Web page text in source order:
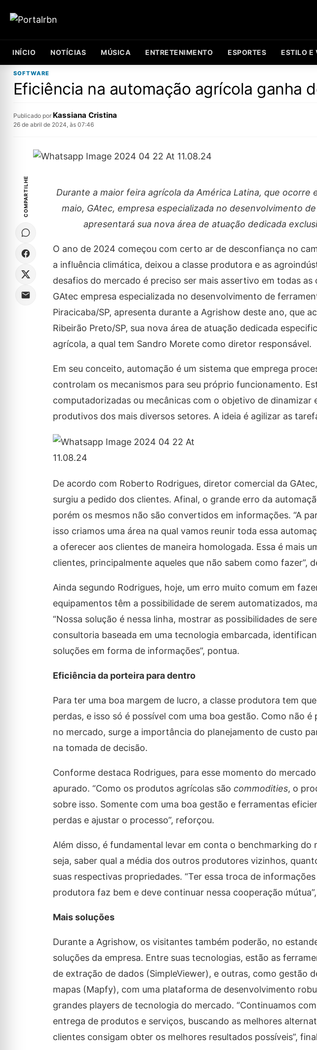
INÍCIO NOTÍCIAS MÚSICA ENTRETENIMENTO ESPORTES ESTILO E
SOFTWARE
Eficiência na automação agrícola ganha
Publicado por Kassiana Cristina
26 de abril de 2024, às 07:46
COMPARTILHE
Durante a maior feira agrícola da América Latina, que ocorre
maio, GAtec, empresa especializada no desenvolvimento
apresentará sua nova área de atuação dedicada
O ano de 2024 começou com certo ar de desconfiança no
a influência climática, deixou a classe produtora e as
desafios do mercado é preciso ser mais assertivo em todas as
GAtec empresa especializada no desenvolvimento de
Piracicaba/SP, apresenta durante a Agrishow deste ano, que
Ribeirão Preto/SP, sua nova área de atuação dedicada
agrícola, a qual tem Sandro Morete como diretor responsável.
Em seu conceito, automação é um sistema que emprega
controlam os mecanismos para seu próprio funcionamento.
computadorizadas ou mecânicas com o objetivo de
produtivos dos mais diversos setores. A ideia é agilizar as
De acordo com Roberto Rodrigues, diretor comercial da
surgiu a pedido dos clientes. Afinal, o grande erro da
porém os mesmos não são convertidos em informações. “A
isso criamos uma área na qual vamos reunir toda essa
a oferecer aos clientes de maneira homologada. Essa é mais
clientes, principalmente aqueles que não sabem como fazer”,
Ainda segundo Rodrigues, hoje, um erro muito comum em
equipamentos têm a possibilidade de serem automatizados,
“Nossa solução é nessa linha, mostrar as possibilidades de
consultoria baseada em uma tecnologia embarcada,
soluções em forma de informações”, pontua.
Eficiência da porteira para dentro
Para ter uma boa margem de lucro, a classe produtora tem
perdas, e isso só é possível com uma boa gestão. Como não
no mercado, surge a importância do planejamento de custo
na tomada de decisão.
Conforme destaca Rodrigues, para esse momento do
apurado. “Como os produtos agrícolas são commodities, o
sobre isso. Somente com uma boa gestão e ferramentas
perdas e ajustar o processo”, reforçou.
Além disso, é fundamental levar em conta o benchmarking do
seja, saber qual a média dos outros produtores vizinhos,
suas respectivas propriedades. “Ter essa troca de
produtora faz bem e deve continuar nessa cooperação
Mais soluções
Durante a Agrishow, os visitantes também poderão, no
soluções da empresa. Entre suas tecnologias, estão as
de extração de dados (SimpleViewer), e outras, como gestão
mapas (Mapfy), com uma plataforma de desenvolvimento
grandes players de tecnologia do mercado. “Continuamos
entrega de produtos e serviços, buscando as melhores
clientes consigam obter os melhores resultados possíveis”,